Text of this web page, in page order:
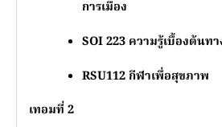
การเมือง
SOI 223 ความรู้เบื้องต้นท
RSU112กีฬาเพื่อสุขภาพ
เทอมที่ 2